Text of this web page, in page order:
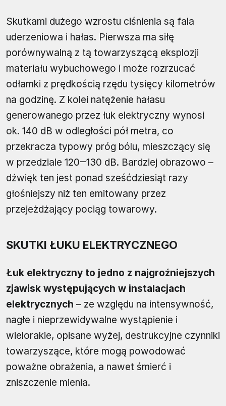
Skutkami dużego wzrostu ciśnienia są fala
uderzeniowa i hałas. Pierwsza ma siłę
porównywalną z tą towarzyszącą eksplozji
materiału wybuchowego i może rozrzucać
odłamki z prędkością rzędu tysięcy kilometrów
na godzinę. Z kolei natężenie hałasu
generowanego przez łuk elektryczny wynosi
ok. 140 dB w odległości pół metra, co
przekracza typowy próg bólu, mieszczący się
w przedziale 120‒130 dB. Bardziej obrazowo –
dźwięk ten jest ponad sześćdziesiąt razy
głośniejszy niż ten emitowany przez
przejeżdżający pociąg towarowy.
SKUTKI ŁUKU ELEKTRYCZNEGO
Łuk elektryczny to jedno z najgroźniejszych
zjawisk występujących w instalacjach
elektrycznych – ze względu na intensywność,
nagłe i nieprzewidywalne wystąpienie i
wielorakie, opisane wyżej, destrukcyjne czynniki
towarzyszące, które mogą powodować
poważne obrażenia, a nawet śmierć i
zniszczenie mienia.